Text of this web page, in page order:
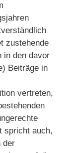
zustehende
in den davor
Beiträge in
vertreten,
spricht auch,
der